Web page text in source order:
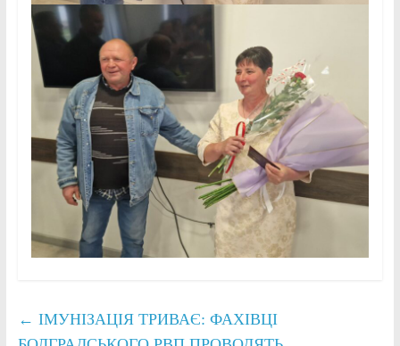
← ІМУНІЗАЦІЯ ТРИВАЄ: ФАХІВЦІ